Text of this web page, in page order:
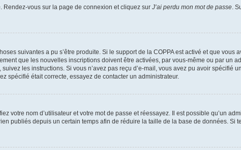
Rendez-vous sur la page de connexion et cliquez sur J’ai perdu mon mot de passe.
suivantes a pu s’être produite. Si le support de la COPPA est activé et que vous
que les nouvelles inscriptions doivent être activées, par vous-même ou par un
les instructions. Si vous n’avez pas reçu d’e-mail, vous avez pu avoir spécifié
spécifié était correcte, essayez de contacter un administrateur.
votre nom d’utilisateur et votre mot de passe et réessayez. Il est possible qu’un
publiés depuis un certain temps afin de réduire la taille de la base de données. Si